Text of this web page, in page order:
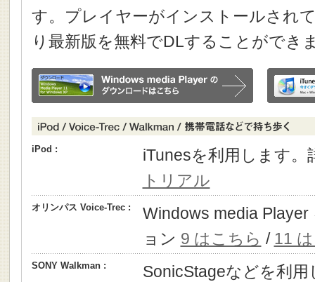
す。プレイヤーがインストールされ
り最新版を無料でDLすることができ
iPod :
iTunesを利用します
トリアル
オリンパス Voice-Trec :
Windows media
ョン 9 はこちら / 11
SONY Walkman :
SonicStageなどを利